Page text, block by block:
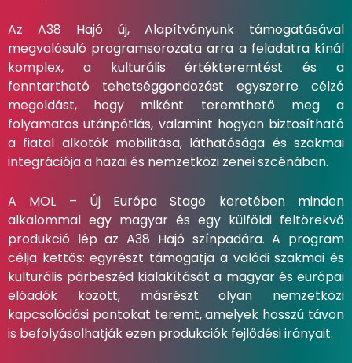
Az A38 Hajó új, Alapítványunk támogatásával
megvalósuló programsorozata arra a feladatra kínál
komplex, a kulturális értékteremtést és a
fenntartható tehetséggondozást egyszerre célzó
megoldást, hogy miként teremthető meg a
folyamatos utánpótlás, valamint hogyan biztosítható
a fiatal alkotók mobilitása, láthatósága és szakmai
integrációja a hazai és nemzetközi zenei szcénában.
A MOL – Új Európa Stage keretében minden
alkalommal egy magyar és egy külföldi feltörekvő
produkció lép az A38 Hajó színpadára. A program
célja kettős: egyrészt támogatja a valódi szakmai és
kulturális párbeszéd kialakítását a magyar és európai
előadók között, másrészt olyan nemzetközi
kapcsolódási pontokat teremt, amelyek hosszú távon
is befolyásolhatják ezen produkciók fejlődési irányait.